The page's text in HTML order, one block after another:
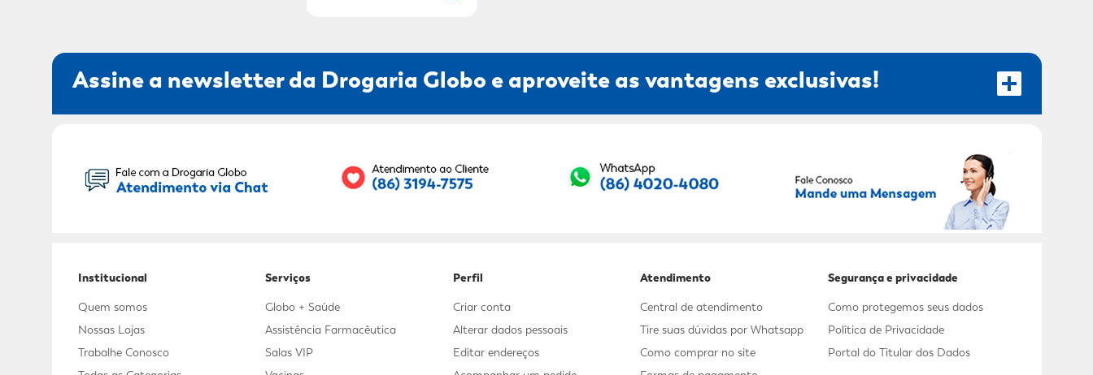
Assine a newsletter da Drogaria Globo e aproveite as vantagens exclusivas!
RECEBER OFERTAS EXCLUSIVAS!
Institucional
Quem somos
Nossas Lojas
Trabalhe Conosco
Serviços
Globo + Saúde
Assistência Farmacêutica
Salas VIP
Perfil
Criar conta
Alterar dados pessoais
Editar endereços
Atendimento
Central de atendimento
Tire suas dúvidas por Whatsapp
Como comprar no site
Segurança e privacidade
Como protegemos seus dados
Política de Privacidade
Portal do Titular dos Dados